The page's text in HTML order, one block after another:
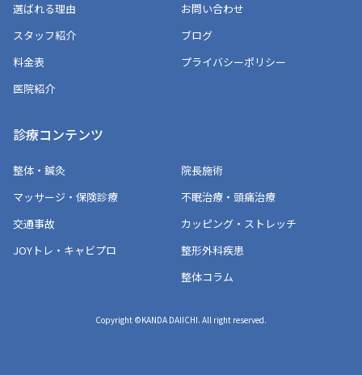
選ばれる理由
スタッフ紹介
料金表
医院紹介
お問い合わせ
ブログ
プライバシーポリシー
診療コンテンツ
整体・鍼灸
マッサージ・保険診療
交通事故
JOYトレ・キャビプロ
院長施術
不眠治療・頭痛治療
カッピング・ストレッチ
整形外科疾患
整体コラム
Copyright ©KANDA DAIICHI. All right reserved.